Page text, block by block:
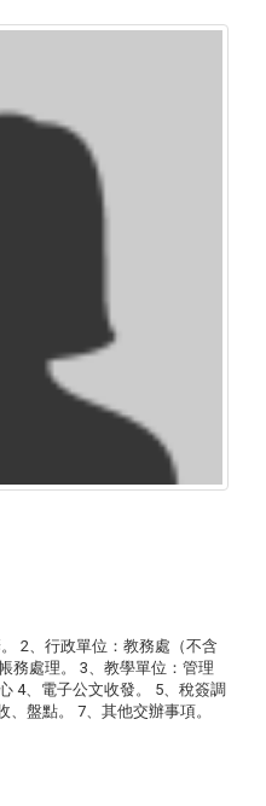
2、行政單位：教務處（不含
務處理。 3、教學單位：管理
4、電子公文收發。 5、稅簽調
盤點。 7、其他交辦事項。